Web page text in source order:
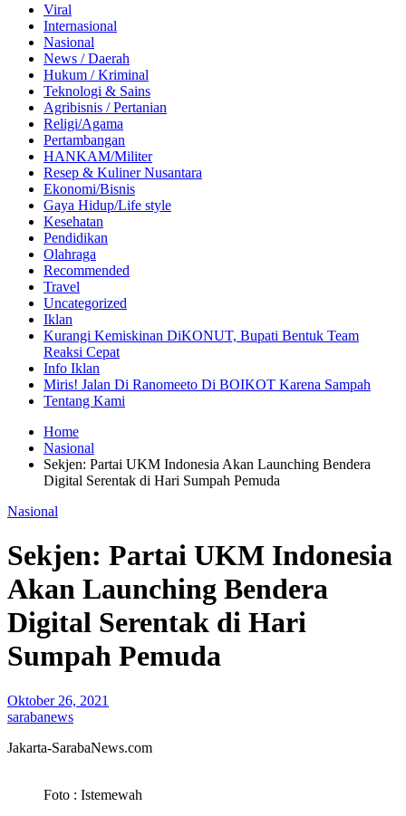
Viral
Internasional
Nasional
News / Daerah
Hukum / Kriminal
Teknologi & Sains
Agribisnis / Pertanian
Religi/Agama
Pertambangan
HANKAM/Militer
Resep & Kuliner Nusantara
Ekonomi/Bisnis
Gaya Hidup/Life style
Kesehatan
Pendidikan
Olahraga
Recommended
Travel
Uncategorized
Iklan
Kurangi Kemiskinan DiKONUT, Bupati Bentuk Team
Reaksi Cepat
Info Iklan
Miris! Jalan Di Ranomeeto Di BOIKOT Karena Sampah
Tentang Kami
Home
Nasional
Sekjen: Partai UKM Indonesia Akan Launching Bendera
Digital Serentak di Hari Sumpah Pemuda
Nasional
Sekjen: Partai UKM Indonesia
Akan Launching Bendera
Digital Serentak di Hari
Sumpah Pemuda
Oktober 26, 2021
sarabanews
Jakarta-SarabaNews.com
Foto : Istemewah